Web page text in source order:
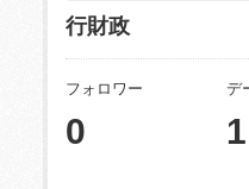
行財政
フォロワー
0
デ
1